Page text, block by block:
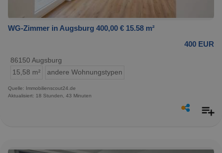
WG-Zimmer in Augsburg 400,00 € 15.58 m²
400 EUR
86150 Augsburg
15,58 m²
andere Wohnungstypen
Quelle: Immobilienscout24.de
Aktualisiert: 18 Stunden, 43 Minuten